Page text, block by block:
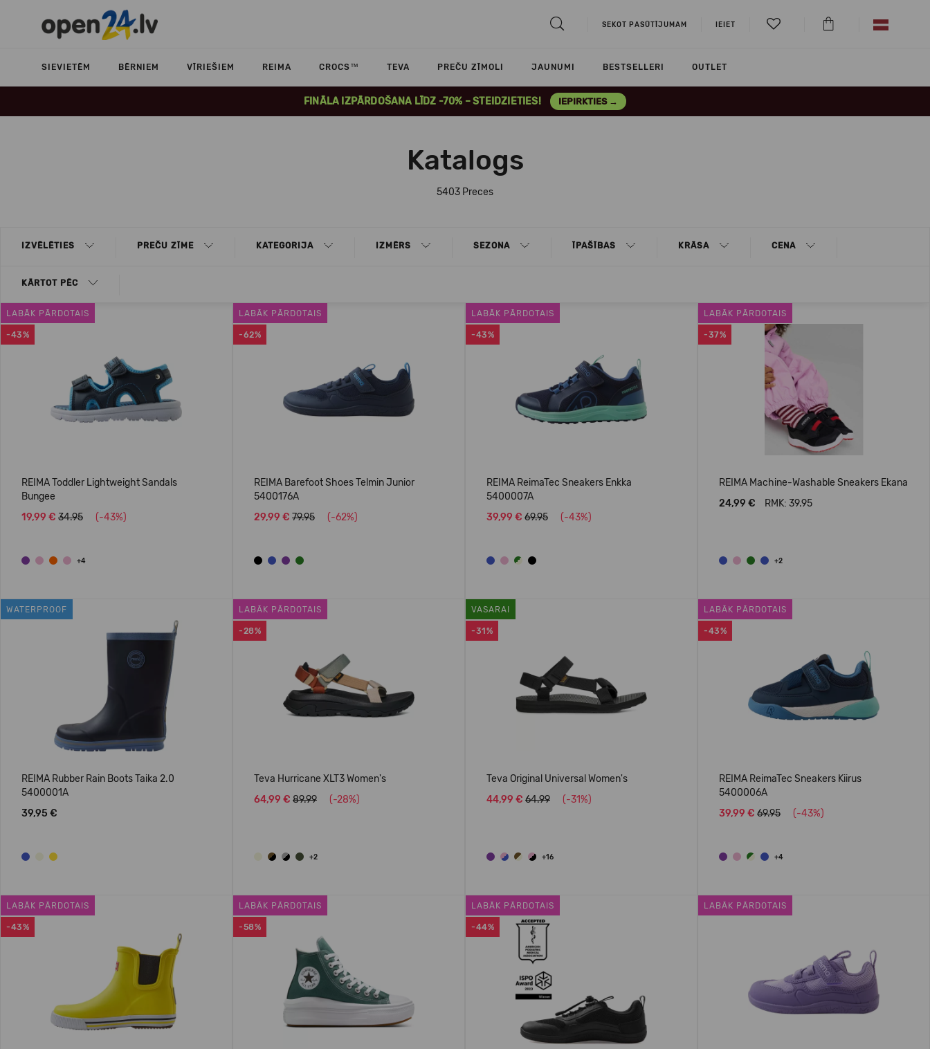
SEKOT PASŪTĪJUMAM IEIET
SIEVIETĒM BĒRNIEM VĪRIEŠIEM REIMA CROCS™ TEVA PREČU ZĪMOLI JAUNUMI BESTSELLERI OUTLET
FINĀLA IZPĀRDOŠANA LĪDZ -70% – STEIDZIETIES! IEPIRKTIES →
Katalogs
5403 Preces
IZVĒLĒTIES PREČU ZĪME KATEGORIJA IZMĒRS SEZONA ĪPAŠĪBAS KRĀSA CENA
KĀRTOT PĒC
-43%
LABĀK PĀRDOTAIS
REIMA Toddler Lightweight Sandals
Bungee
19,99 € 34.95 (-43%)
+4
-62%
LABĀK PĀRDOTAIS
REIMA Barefoot Shoes Telmin Junior
5400176A
29,99 € 79.95 (-62%)
-43%
LABĀK PĀRDOTAIS
REIMA ReimaTec Sneakers Enkka
5400007A
39,99 € 69.95 (-43%)
-37%
LABĀK PĀRDOTAIS
REIMA Machine-Washable Sneakers Ekana
24,99 €
RMK: 39.95
+2
WATERPROOF
REIMA Rubber Rain Boots Taika 2.0
5400001A
39,95 €
-28%
LABĀK PĀRDOTAIS
Teva Hurricane XLT3 Women's
64,99 € 89.99 (-28%)
+2
-31%
VASARAI
Teva Original Universal Women's
44,99 € 64.99 (-31%)
+16
-43%
LABĀK PĀRDOTAIS
REIMA ReimaTec Sneakers Kiirus
5400006A
39,99 € 69.95 (-43%)
+4
-43%
LABĀK PĀRDOTAIS
-58%
LABĀK PĀRDOTAIS
-44%
LABĀK PĀRDOTAIS LABĀK PĀRDOTAIS